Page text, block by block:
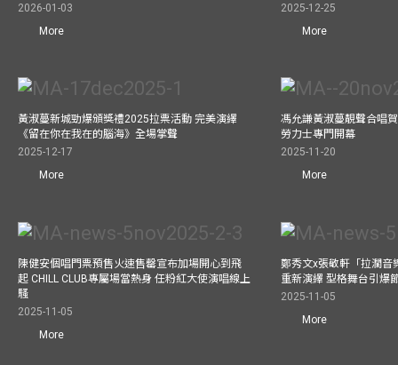
2026-01-03
More
2025-12-25
More
黃淑蔓新城勁爆頒獎禮2025拉票活動 完美演繹
《留在你在我在的腦海》全場掌聲
2025-12-17
More
馮允謙黃淑蔓靚聲合唱
勞力士專門開幕
2025-11-20
More
陳健安個唱門票預售火速售罄宣布加場開心到飛
起 CHILL CLUB專屬場當熱身 任粉紅大使演唱線上
騷
2025-11-05
More
鄭秀文x張敬軒「拉濶音
重新演繹 型格舞台引爆
2025-11-05
More